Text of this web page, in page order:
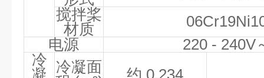
搅拌桨
材质
电源
220 - 240V
冷
凝 冷凝面
约 0.234